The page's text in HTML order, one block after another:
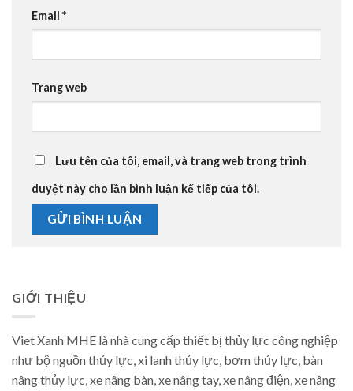
Email *
Trang web
Lưu tên của tôi, email, và trang web trong trình
duyệt này cho lần bình luận kế tiếp của tôi.
GIỚI THIỆU
Viet Xanh MHE là nhà cung cấp thiết bị thủy lực công nghiệp
như bộ nguồn thủy lực, xi lanh thủy lực, bơm thủy lực, bàn
nâng thủy lực, xe nâng bàn, xe nâng tay, xe nâng điện, xe nâng